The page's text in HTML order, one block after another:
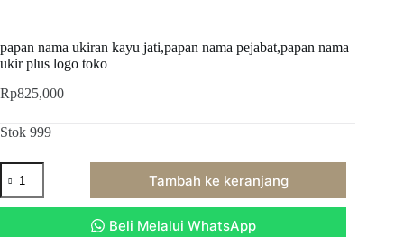
papan nama ukiran kayu jati,papan nama pejabat,papan nama
ukir plus logo toko
Rp825,000
Stok 999
Kuantitas
papan
nama
Tambah ke keranjang
Beli Melalui WhatsApp